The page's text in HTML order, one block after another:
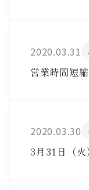
2020.03.31
営業時間短
2020.03.30
3月31日（